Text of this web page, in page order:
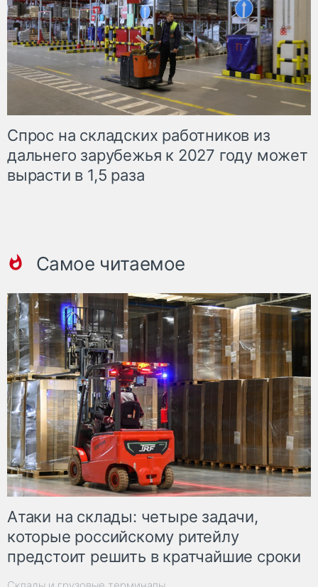
Спрос на складских работников из
дальнего зарубежья к 2027 году может
вырасти в 1,5 раза
Самое читаемое
Атаки на склады: четыре задачи,
которые российскому ритейлу
предстоит решить в кратчайшие сроки